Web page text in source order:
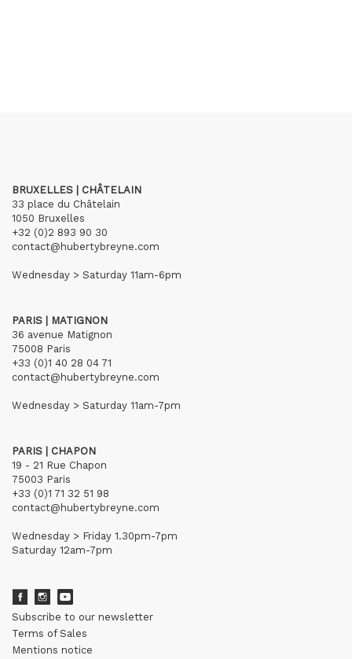
BRUXELLES | CHÂTELAIN
33 place du Châtelain
1050 Bruxelles
+32 (0)2 893 90 30
contact@hubertybreyne.com
Wednesday > Saturday 11am-6pm
PARIS | MATIGNON
36 avenue Matignon
75008 Paris
+33 (0)1 40 28 04 71
contact@hubertybreyne.com
Wednesday > Saturday 11am-7pm
PARIS | CHAPON
19 - 21 Rue Chapon
75003 Paris
+33 (0)1 71 32 51 98
contact@hubertybreyne.com
Wednesday > Friday 1.30pm-7pm
Saturday 12am-7pm
Subscribe to our newsletter
Terms of Sales
Mentions notice